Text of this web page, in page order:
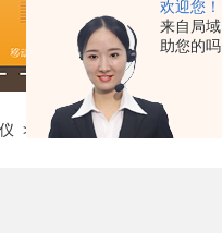
欢迎您！
来自局
助您的吗
> ARTM-8/JC储能集装箱温